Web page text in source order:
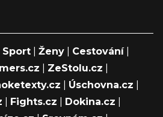
Sport Ženy Cestování|
ZeStolu.cz
Úschovna.cz
Fights.cz Dokina.cz